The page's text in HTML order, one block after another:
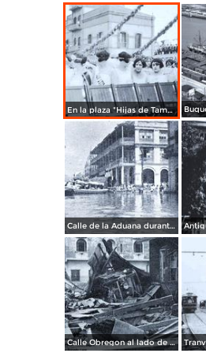
En la plaza "Hijas de Tampico" donde hoy se ubica el Gastronomico
Calle de la Aduana durante la Inundacion despues del Ciclon Hilda en 1955
Calle Obregon al lado de Pollo Loco